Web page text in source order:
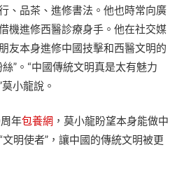
、品茶、進修書法。他也時常向廣
機進修西醫診療身手。他在社交媒
友本身進修中國技擊和西醫文明的
”。“中國傳統文明真是太有魅力
小龍說。
年包養網 ，莫小龍盼望本身能做中
明使者”，讓中國的傳統文明被更